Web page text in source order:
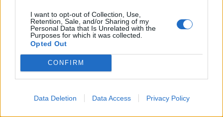
I want to opt-out of Collection, Use,
Retention, Sale, and/or Sharing of my
Personal Data that Is Unrelated with the
Purposes for which it was collected.
Opted Out
CONFIRM
Data Deletion Data Access Privacy Policy
Καταχώρηση Online Βιογραφικού
Συμβουλές Καριέρας